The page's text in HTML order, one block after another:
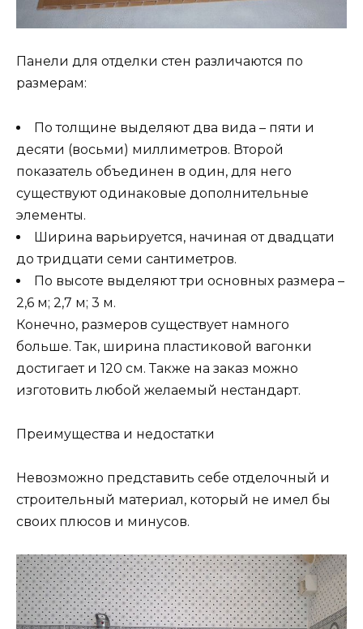
Панели для отделки стен различаются по
размерам:
По толщине выделяют два вида – пяти и
десяти (восьми) миллиметров. Второй
показатель объединен в один, для него
существуют одинаковые дополнительные
элементы.
Ширина варьируется, начиная от двадцати
до тридцати семи сантиметров.
По высоте выделяют три основных размера –
2,6 м; 2,7 м; 3 м.
Конечно, размеров существует намного
больше. Так, ширина пластиковой вагонки
достигает и 120 см. Также на заказ можно
изготовить любой желаемый нестандарт.
Преимущества и недостатки
Невозможно представить себе отделочный и
строительный материал, который не имел бы
своих плюсов и минусов.